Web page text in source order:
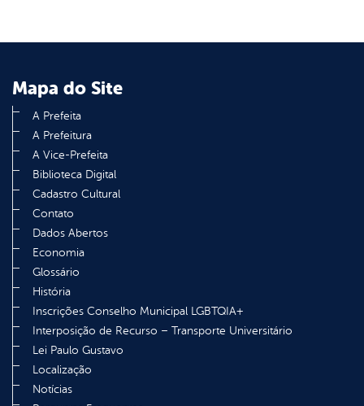
Mapa do Site
A Prefeita
A Prefeitura
A Vice-Prefeita
Biblioteca Digital
Cadastro Cultural
Contato
Dados Abertos
Economia
Glossário
História
Inscrições Conselho Municipal LGBTQIA+
Interposição de Recurso – Transporte Universitário
Lei Paulo Gustavo
Localização
Notícias